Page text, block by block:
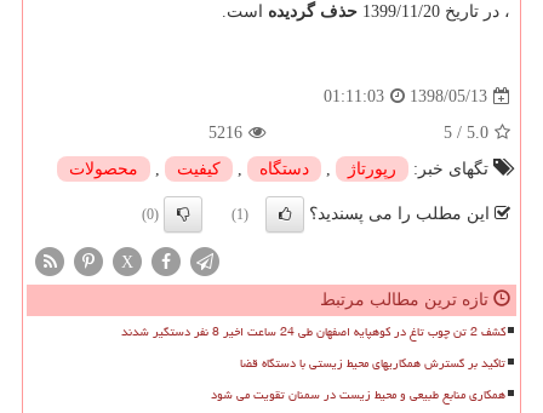
، در تاریخ 1399/11/20
حذف گردیده است.
1398/05/13
01:11:03
5.0
/
5
5216
تگهای خبر:
رپورتاژ , دستگاه , كیفیت , محصولات
این مطلب را می پسندید؟ (1)
(0)
X
تازه ترین مطالب مرتبط
کشف 2 تن چوب تاغ در کوهپایه اصفهان طی 24 ساعت اخیر 8 نفر دستگیر شدند
تاکید بر گسترش همکاریهای محیط زیستی با دستگاه قضا
همکاری منابع طبیعی و محیط زیست در سمنان تقویت می شود